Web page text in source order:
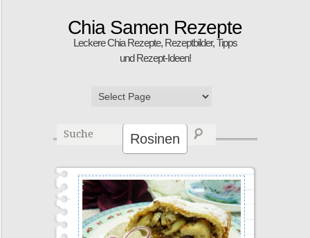
Chia Samen Rezepte
Leckere Chia Rezepte, Rezeptbilder, Tipps
und Rezept-Ideen!
Rosinen